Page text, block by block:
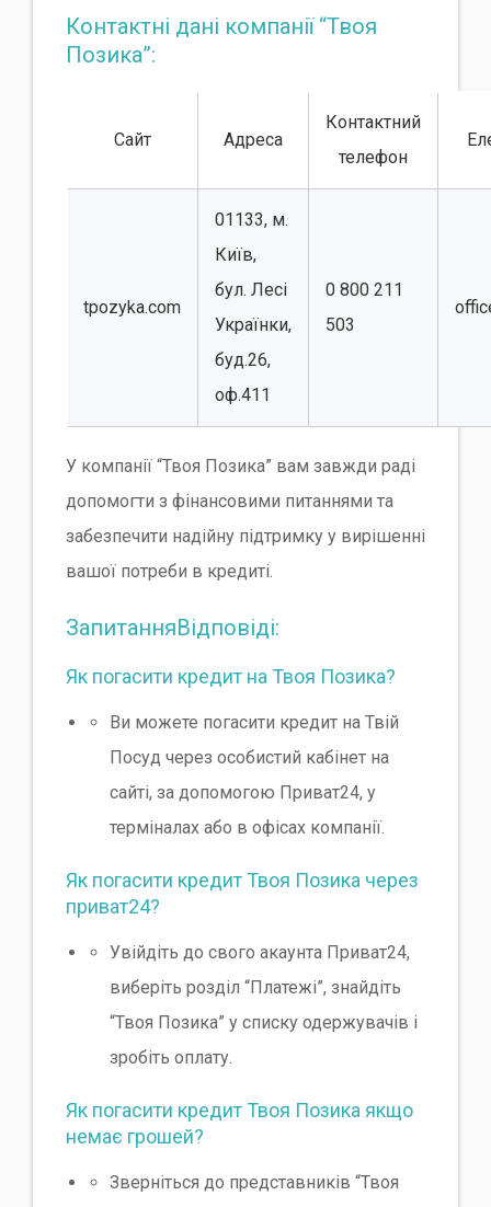
Контактні дані компанії “Твоя
Позика”:
Сайт Адреса
Контактний
телефон
tpozyka.com
01133, м.
Київ,
бул. Лесі
Українки,
буд.26,
оф.411
0 800 211
503
У компанії “Твоя Позика” вам завжди раді
допомогти з фінансовими питаннями та
забезпечити надійну підтримку у вирішенні
вашої потреби в кредиті.
ЗапитанняВідповіді:
Як погасити кредит на Твоя Позика?
Ви можете погасити кредит на Твій
Посуд через особистий кабінет на
сайті, за допомогою Приват24, у
терміналах або в офісах компанії.
Як погасити кредит Твоя Позика через
приват24?
Увійдіть до свого акаунта Приват24,
виберіть розділ “Платежі”, знайдіть
“Твоя Позика” у списку одержувачів і
зробіть оплату.
Як погасити кредит Твоя Позика якщо
немає грошей?
Зверніться до представників “Твоя